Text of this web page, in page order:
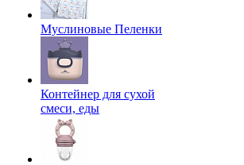
Муслиновые Пеленки
Контейнер для сухой
смеси, еды